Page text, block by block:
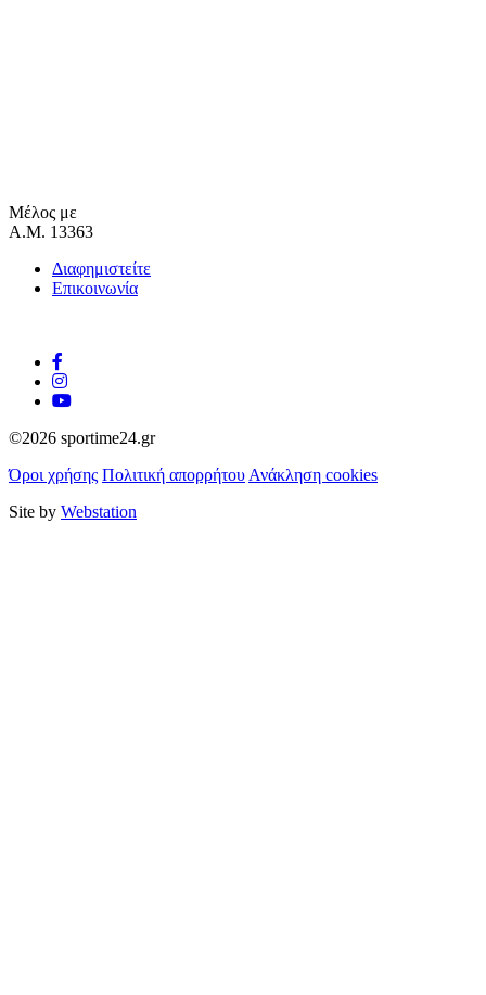
Μέλος με
Α.Μ. 13363
Διαφημιστείτε
Επικοινωνία
©2026 sportime24.gr
Όροι χρήσης Πολιτική απορρήτου Ανάκληση cookies
Site by Webstation